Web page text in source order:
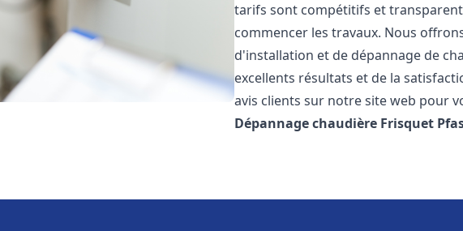
tarifs sont compétitifs et
commencer les travaux. Nous
d'installation et de dépannage de
excellents résultats et de la
avis clients sur notre site web pour
Dépannage chaudière Frisquet